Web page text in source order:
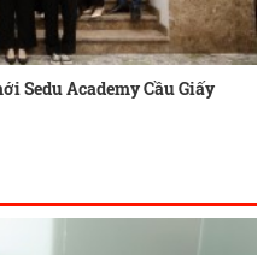
Sedu Academy Cầu Giấy